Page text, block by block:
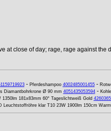
at close of day; rage, rage against the
- Pferdeshampoo 4002485001455-
Diamantbohrkrone Ø 90 mm 4051435053594-
1350lm 181x83mm 60° Tageslichtweiß Gold
Leuchtstoffröhre klar T10 23W 1900lm 150cm